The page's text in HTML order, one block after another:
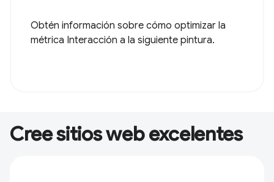
Obtén información sobre cómo optimizar la
métrica Interacción a la siguiente pintura.
Cree sitios web excelentes